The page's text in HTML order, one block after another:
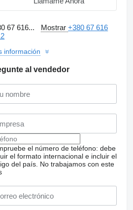
67 616... Mostrar+380 67 616
información
al vendedor
el número de teléfono: debe
el formato internacional e incluir el
del país. No trabajamos con este